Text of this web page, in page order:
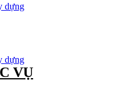
dựng
dựng
VỤ